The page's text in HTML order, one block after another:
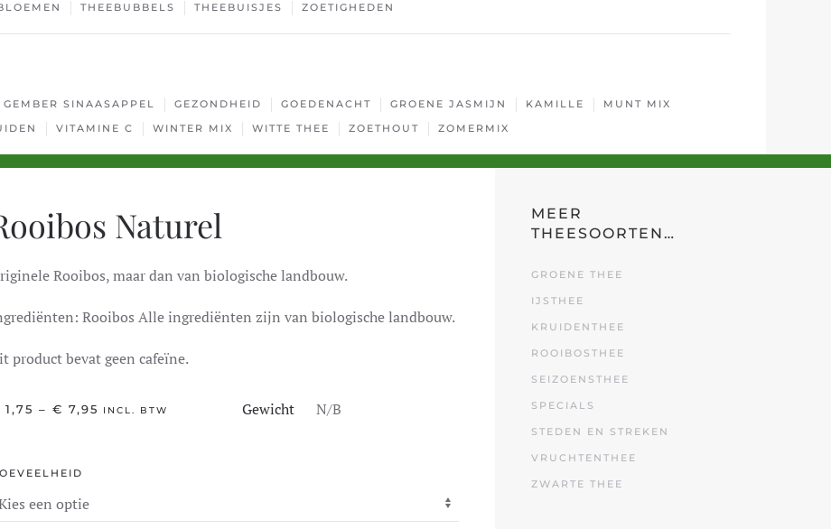
THEEBUBBELS THEEBUISJES ZOETIGHEDEN
GEMBER SINAASAPPEL GEZONDHEID GOEDENACHT GROENE JASMIJN KAMILLE
MUNT MIX
VITAMINE C WINTER MIX WITTE THEE ZOETHOUT ZOMERMIX
Naturel
Rooibos, maar dan van biologische landbouw.
Rooibos Alle ingrediënten zijn van biologische landbouw.
product bevat geen cafeïne.
1,75 – € 7,95 PRIJSKLASSE:
INCL. BTW Gewicht N/B
MEER
THEESOORTEN…
GROENE THEE
IJSTHEE
KRUIDENTHEE
ROOIBOSTHEE
SEIZOENSTHEE
SPECIALS
STEDEN EN STREKEN
VRUCHTENTHEE
ZWARTE THEE